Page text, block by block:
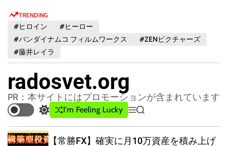
TRENDING
#ヒロイン
#ヒーロー
#バンダイナムコ フィルムワークス
#ZENピクチャーズ
#藤井レイラ
radosvet.org
PR：本サイトにはプロモーションが含まれています
S
w
i
I'm Feeling Lucky
M
e
S
e
【常勝FX】確実に月10万資産を積み上げ